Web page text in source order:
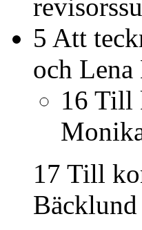
5 Att
och
16 Till
17 Till
Bäcklund